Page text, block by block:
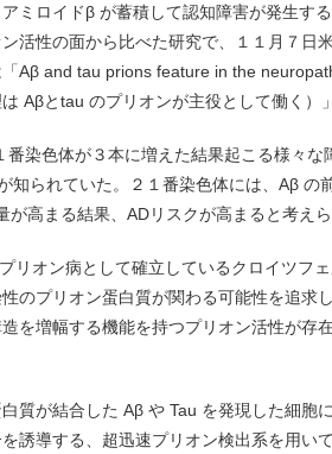
ミロイドβ が蓄積して認知障害が発生す
活性の面から比べた研究で、１１月７日
Aβ and tau prions feature in the
Aβとtau のプリオンが主役として働く）
番染色体が３本に増えた結果起こる様々
知られていた。２１番染色体には、Aβ の
が高まる結果、ADリスクが高まると考え
リオン病として確立しているクロイツフ
のプリオン蛋白質が関わる可能性を追求
を増幅する機能を持つプリオン活性が存
質が結合した Aβ や Tau を発現した細胞
誘導する、超迅速プリオン検出系を用い